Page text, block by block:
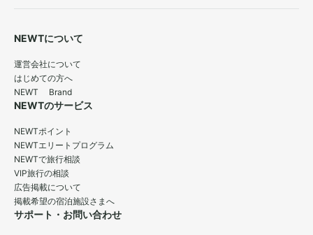
NEWTについて
運営会社について
はじめての方へ
NEWT Brand
NEWTのサービス
NEWTポイント
NEWTエリートプログラム
NEWTで旅行相談
VIP旅行の相談
広告掲載について
掲載希望の宿泊施設さまへ
サポート・お問い合わせ